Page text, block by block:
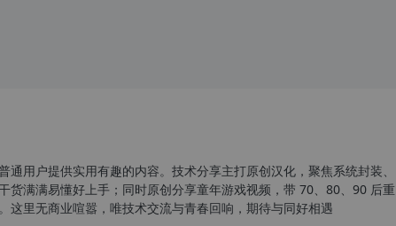
通用户提供实用有趣的内容。技术分享主打原创汉化，聚焦系统封装、
货满满易懂好上手；同时原创分享童年游戏视频，带 70、80、90 后重
这里无商业喧嚣，唯技术交流与青春回响，期待与同好相遇